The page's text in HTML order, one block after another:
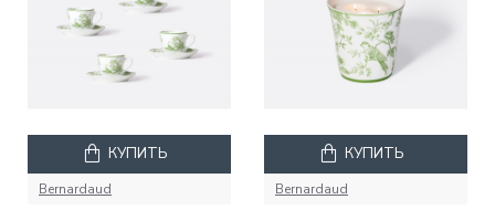
Bernardaud
КУПИТЬ
Bernardaud
КУПИТЬ